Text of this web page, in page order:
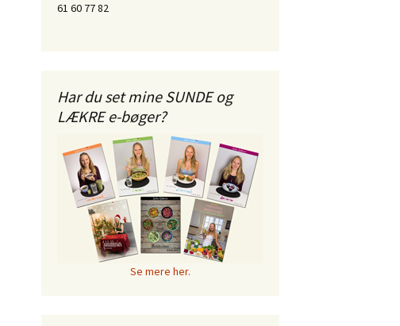
61 60 77 82
Har du set mine SUNDE og
LÆKRE e-bøger?
Se mere her.